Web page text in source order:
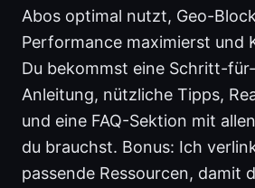
Abos optimal nutzt, Geo-
Performance maximierst und
Du bekommst eine Schritt-
Anleitung, nützliche Tipps,
und eine FAQ-Sektion mit
du brauchst. Bonus: Ich
passende Ressourcen, damit